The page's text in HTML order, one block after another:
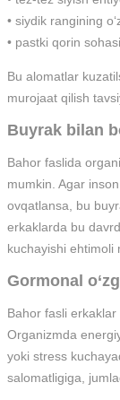
• siydik rangining
• pastki qorin
Bu alomatlar
murojaat qilish
Buyrak bilan
Bahor faslida
mumkin. Agar
ovqatlansa, bu
erkaklarda bu
kuchayishi ehtimoli
Gormonal
Bahor fasli erkaklar
Organizmda
yoki stress
salomatligiga,